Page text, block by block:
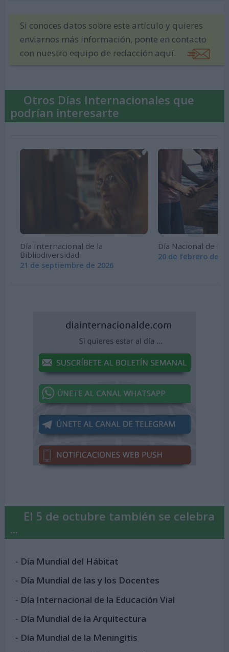
Si conoces datos sobre este artículo y quieres
enviarnos más información, ponte en contacto
con nuestro equipo de redacción aquí.
Otros Días Internacionales que
podrían interesarte
Día Internacional de la
Bibliodiversidad
21 de septiembre de 2026
Día Nacional de la
20 de febrero de
El 5 de octubre también se celebra
...
- Día Mundial del Hábitat
- Día Mundial de las y los Docentes
- Día Internacional de la Educación Vial
- Día Mundial de la Arquitectura
- Día Mundial de la Meningitis